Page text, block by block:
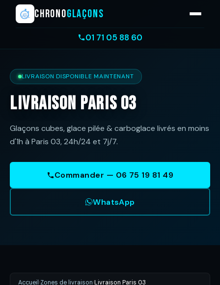
CHRONOGLAÇONS
01 71 05 88 60
LIVRAISON DISPONIBLE MAINTENANT
Livraison Paris 03
Glaçons cubes, glace pilée & carboglace livrés en moins
d'1h à Paris 03, 24h/24 et 7j/7.
Commander — 06 75 19 81 49
WhatsApp
Accueil ›Zones de livraison›Livraison Paris 03